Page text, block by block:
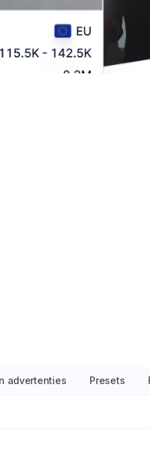
advertenties Presets